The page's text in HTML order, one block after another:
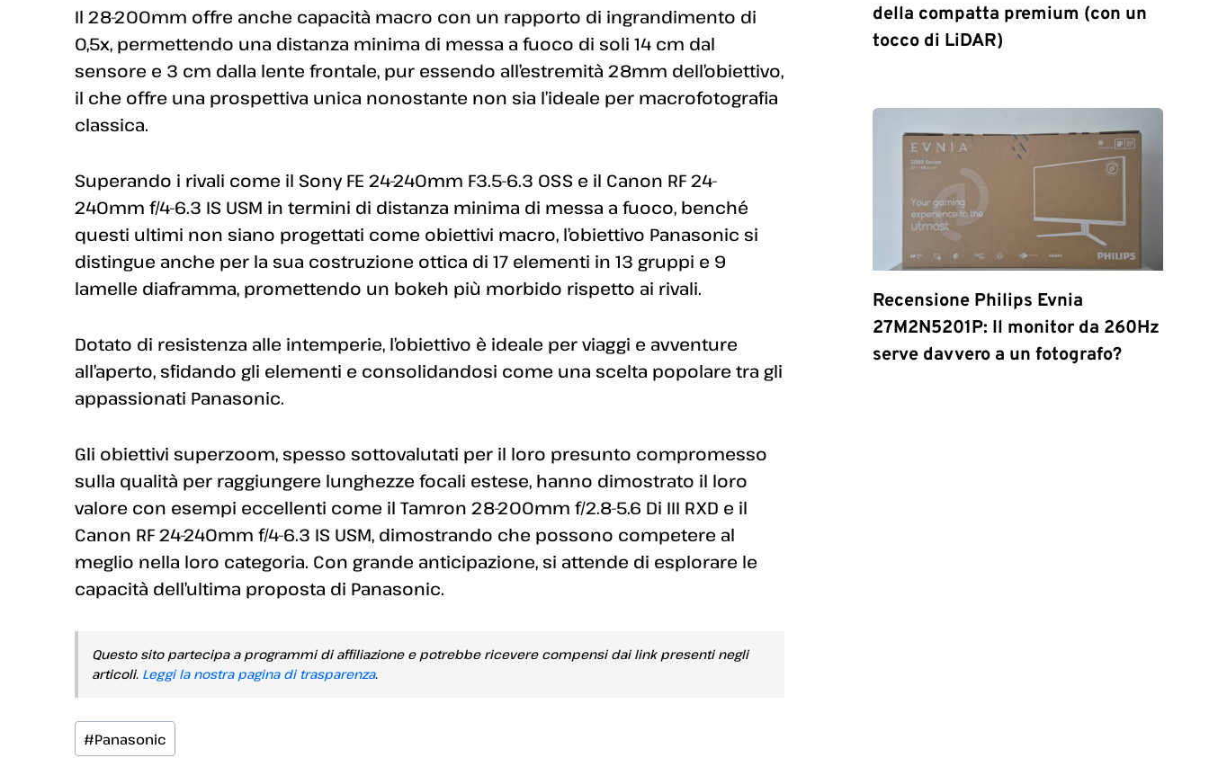
Il 28-200mm offre anche capacità macro con un rapporto di ingrandimento di
0,5x, permettendo una distanza minima di messa a fuoco di soli 14 cm dal
sensore e 3 cm dalla lente frontale, pur essendo all’estremità 28mm dell’obiettivo,
il che offre una prospettiva unica nonostante non sia l’ideale per macrofotografia
classica.
Superando i rivali come il Sony FE 24-240mm F3.5-6.3 OSS e il Canon RF 24-
240mm f/4-6.3 IS USM in termini di distanza minima di messa a fuoco, benché
questi ultimi non siano progettati come obiettivi macro, l’obiettivo Panasonic si
distingue anche per la sua costruzione ottica di 17 elementi in 13 gruppi e 9
lamelle diaframma, promettendo un bokeh più morbido rispetto ai rivali.
Dotato di resistenza alle intemperie, l’obiettivo è ideale per viaggi e avventure
all’aperto, sfidando gli elementi e consolidandosi come una scelta popolare tra gli
appassionati Panasonic.
Gli obiettivi superzoom, spesso sottovalutati per il loro presunto compromesso
sulla qualità per raggiungere lunghezze focali estese, hanno dimostrato il loro
valore con esempi eccellenti come il Tamron 28-200mm f/2.8-5.6 Di III RXD e il
Canon RF 24-240mm f/4-6.3 IS USM, dimostrando che possono competere al
meglio nella loro categoria. Con grande anticipazione, si attende di esplorare le
capacità dell’ultima proposta di Panasonic.
Questo sito partecipa a programmi di affiliazione e potrebbe ricevere compensi dai link presenti negli
articoli. Leggi la nostra pagina di trasparenza.
Tag
#Panasonic
della compatta premium (con un
tocco di LiDAR)
Recensione Philips Evnia
27M2N5201P: Il monitor da 260Hz
serve davvero a un fotografo?